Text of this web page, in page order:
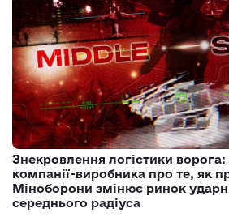
Знекровлення логістики
компанії-виробника про те, як
Міноборони змінює ринок
середнього радіуса